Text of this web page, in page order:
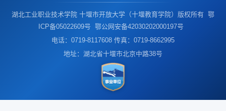
湖北工业职业技术学院 十堰市开放大学（十堰教育学院）版权所有 鄂
ICP备05022609号 鄂公网安备42030202000197号
电话：0719-8117608 传真：0719-8662995
地址：湖北省十堰市北京中路38号